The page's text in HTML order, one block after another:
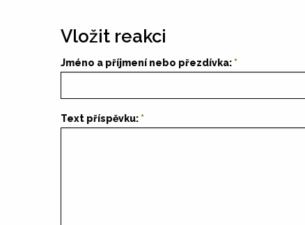
Vložit reakci
Jméno a příjmení nebo přezdívka:
Text příspěvku: